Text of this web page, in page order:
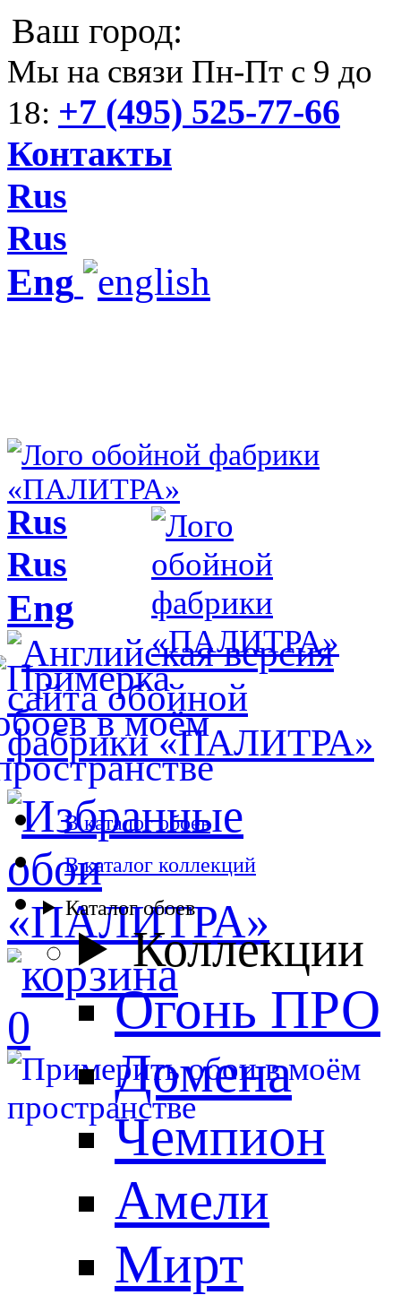
Ваш город:
Мы на связи Пн-Пт с 9 до
18: +7 (495) 525-77-66
Контакты
Rus
Rus
Eng
0
Rus
Rus
Eng
В каталог обоев
В каталог коллекций
Каталог обоев
Коллекции
Огонь ПРО
Домена
Чемпион
Амели
Мирт